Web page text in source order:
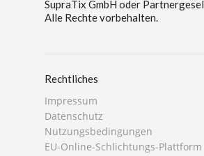
SupraTix GmbH oder
Alle Rechte vorbehalten.
Rechtliches
Impressum
Datenschutz
Nutzungsbedingungen
EU-Online-Schlichtungs-Plattform